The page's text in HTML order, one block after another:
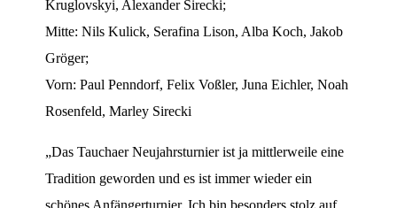
Kruglovskyi, Alexander Sirecki;
Mitte: Nils Kulick, Serafina Lison, Alba Koch, Jakob
Gröger;
Vorn: Paul Penndorf, Felix Voßler, Juna Eichler, Noah
Rosenfeld, Marley Sirecki
„Das Tauchaer Neujahrsturnier ist ja mittlerweile eine
Tradition geworden und es ist immer wieder ein
schönes Anfängerturnier. Ich bin besonders stolz auf